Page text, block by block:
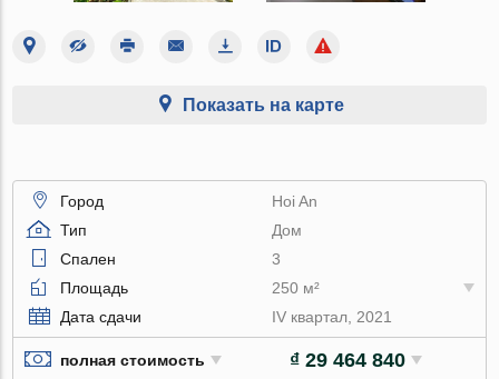
Показать на карте
Город
Hoi An
Тип
Дом
Спален
3
Площадь
250 м²
Дата сдачи
IV квартал, 2021
полная стоимость ₫ 29 464 840